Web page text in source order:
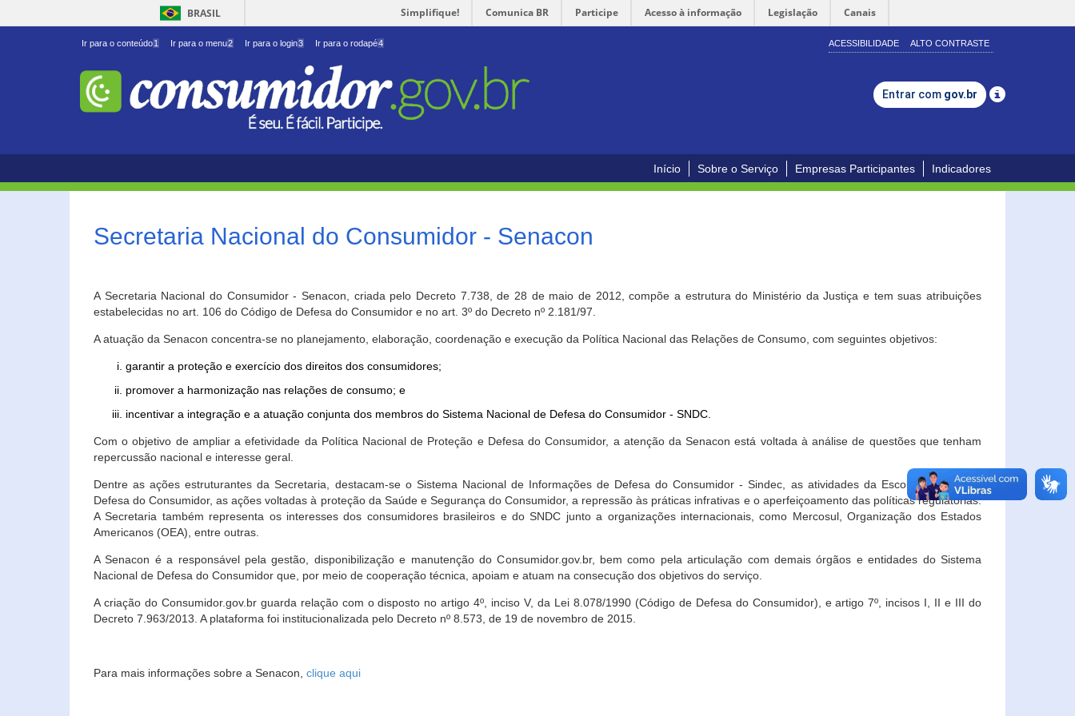
BRASIL Simplifique! Comunica BR Participe Acesso à informação Legislação Canais
Ir para o conteúdo1 Ir para o menu2 Ir para o login3 Ir para o rodapé4 ACESSIBILIDADE ALTO CONTRASTE
Entrar com gov.br
Início Sobre o Serviço Empresas Participantes Indicadores
Secretaria Nacional do Consumidor - Senacon
A Secretaria Nacional do Consumidor - Senacon, criada pelo Decreto 7.738, de 28 de maio de 2012, compõe a estrutura do Ministério da Justiça e tem suas atribuições
estabelecidas no art. 106 do Código de Defesa do Consumidor e no art. 3º do Decreto nº 2.181/97.
A atuação da Senacon concentra-se no planejamento, elaboração, coordenação e execução da Política Nacional das Relações de Consumo, com seguintes objetivos:
garantir a proteção e exercício dos direitos dos consumidores;
promover a harmonização nas relações de consumo; e
incentivar a integração e a atuação conjunta dos membros do Sistema Nacional de Defesa do Consumidor - SNDC.
Com o objetivo de ampliar a efetividade da Política Nacional de Proteção e Defesa do Consumidor, a atenção da Senacon está voltada à análise de questões que tenham
repercussão nacional e interesse geral.
Dentre as ações estruturantes da Secretaria, destacam-se o Sistema Nacional de Informações de Defesa do Consumidor - Sindec, as atividades da Escola Nacional de
Defesa do Consumidor, as ações voltadas à proteção da Saúde e Segurança do Consumidor, a repressão às práticas infrativas e o aperfeiçoamento das políticas regulatórias.
A Secretaria também representa os interesses dos consumidores brasileiros e do SNDC junto a organizações internacionais, como Mercosul, Organização dos Estados
Americanos (OEA), entre outras.
A Senacon é a responsável pela gestão, disponibilização e manutenção do Consumidor.gov.br, bem como pela articulação com demais órgãos e entidades do Sistema
Nacional de Defesa do Consumidor que, por meio de cooperação técnica, apoiam e atuam na consecução dos objetivos do serviço.
A criação do Consumidor.gov.br guarda relação com o disposto no artigo 4º, inciso V, da Lei 8.078/1990 (Código de Defesa do Consumidor), e artigo 7º, incisos I, II e III do
Decreto 7.963/2013. A plataforma foi institucionalizada pelo Decreto nº 8.573, de 19 de novembro de 2015.
Para mais informações sobre a Senacon, clique aqui